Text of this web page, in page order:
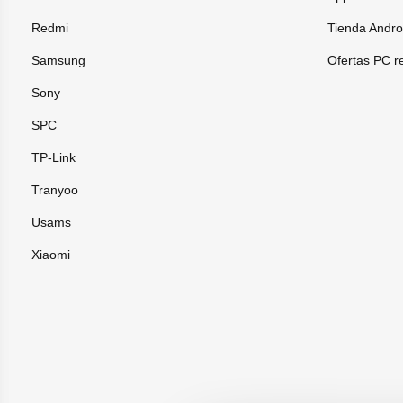
Redmi
Samsung
Sony
SPC
TP-Link
Tranyoo
Usams
Xiaomi
Tienda
Ofertas PC